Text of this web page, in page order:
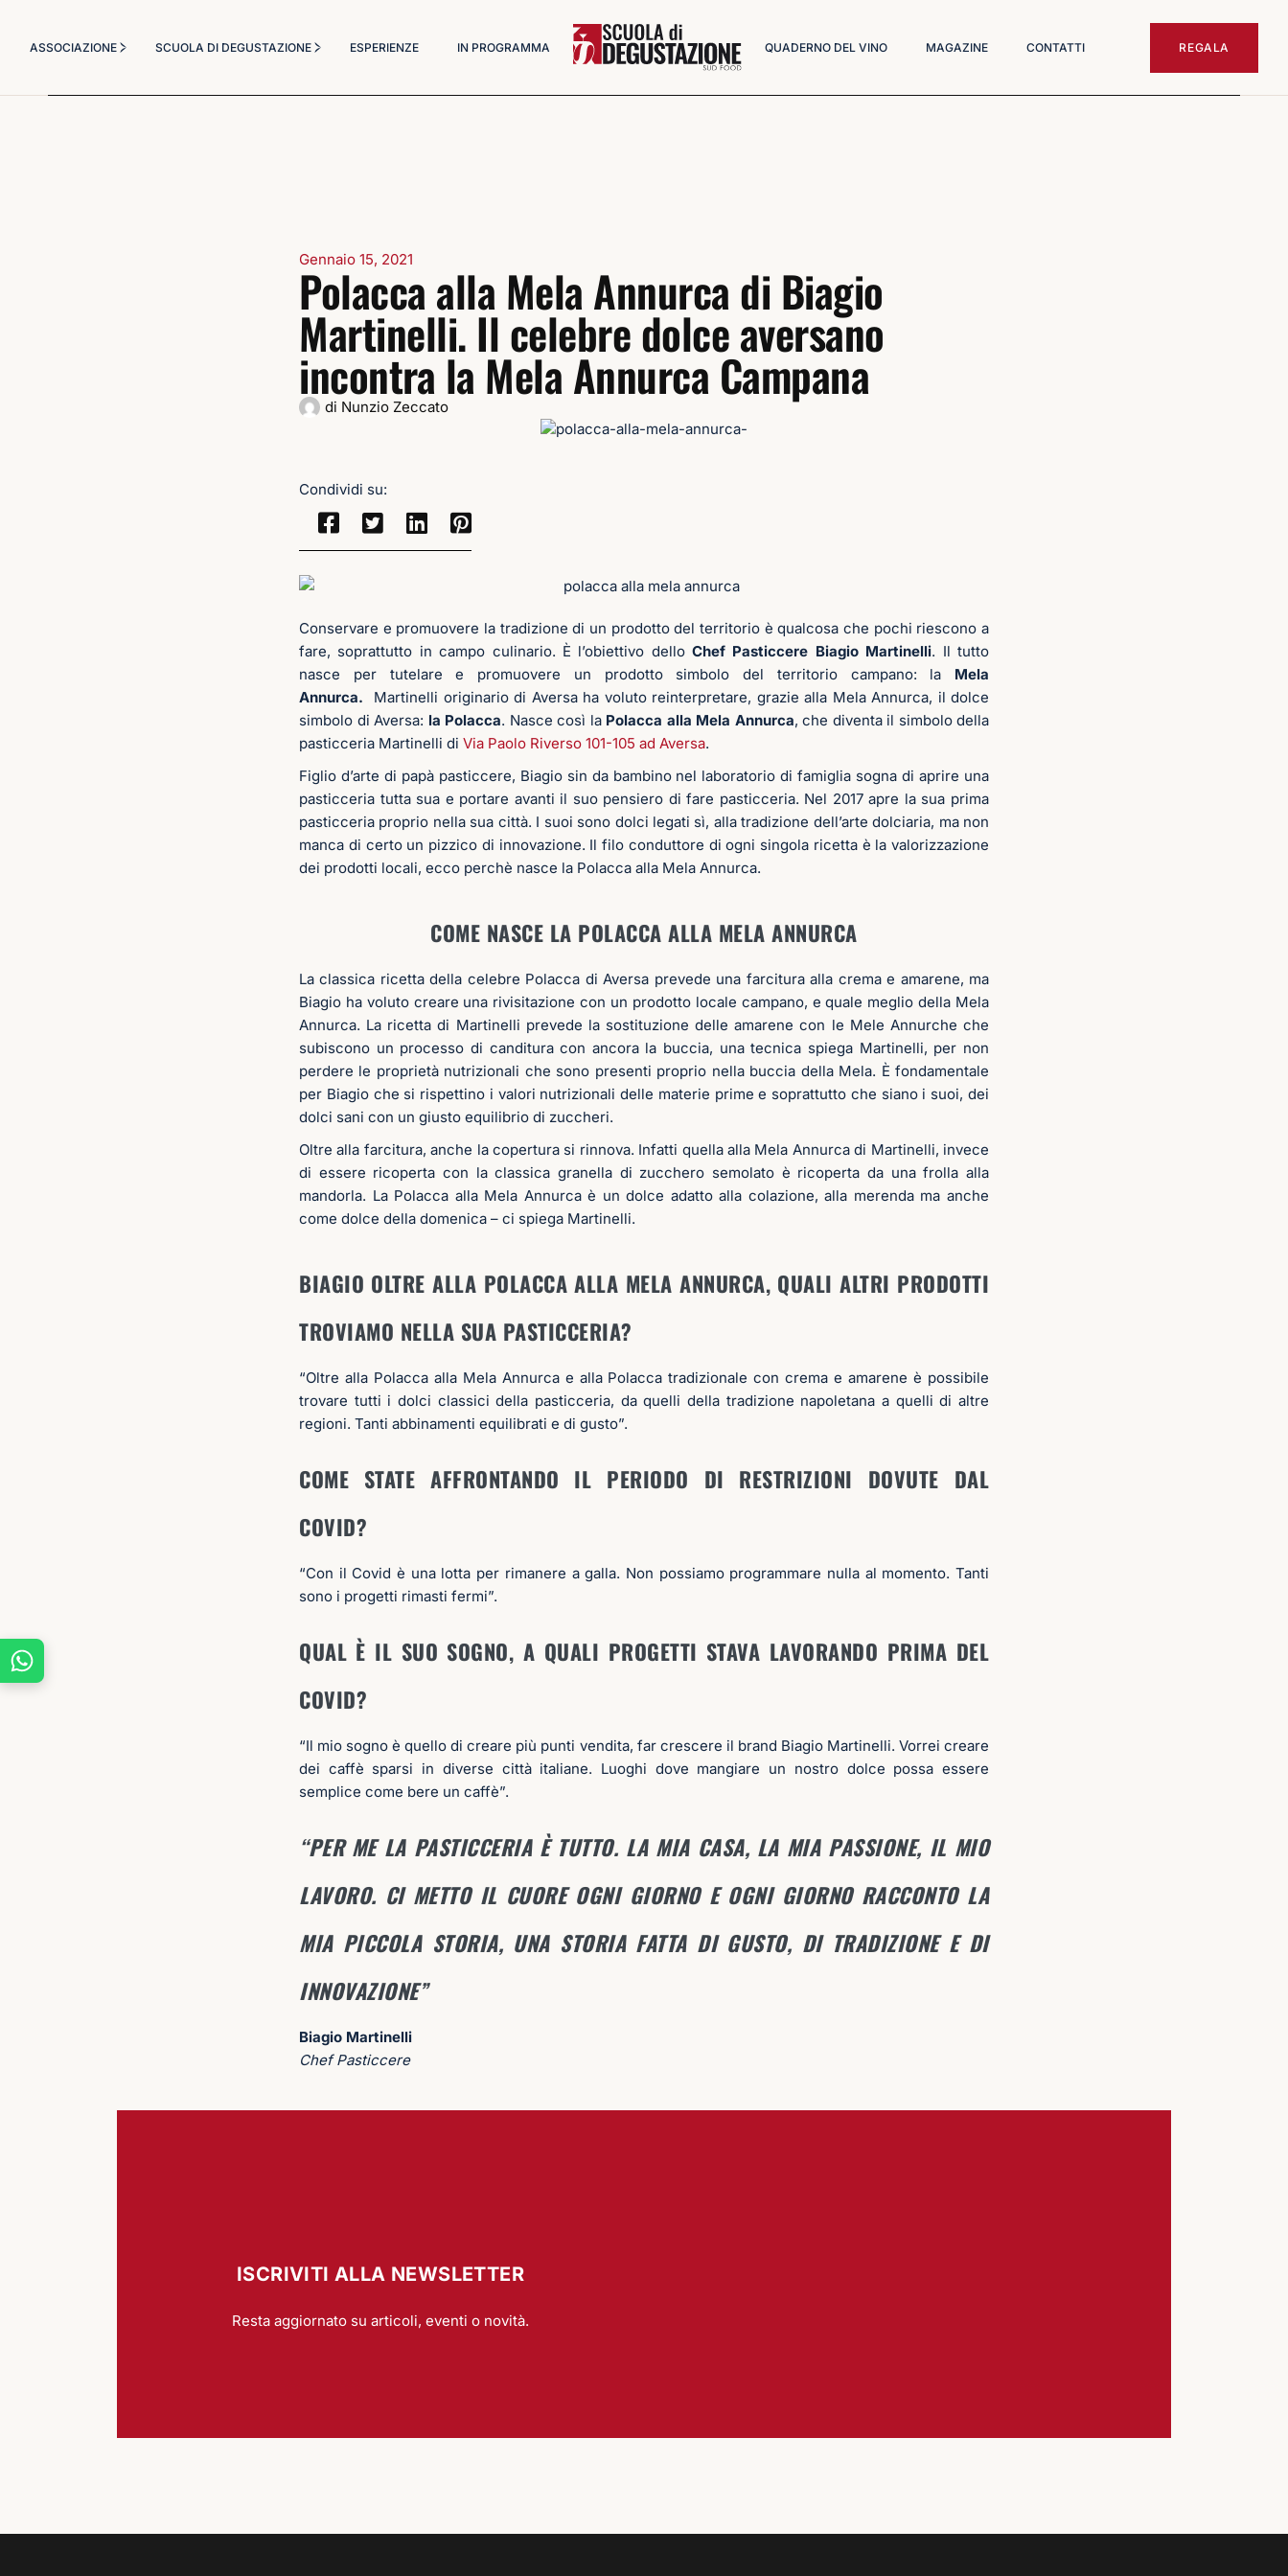
ASSOCIAZIONE SCUOLA DI DEGUSTAZIONE ESPERIENZE IN PROGRAMMA QUADERNO DEL VINO MAGAZINE CONTATTI REGALA
Gennaio 15, 2021
Polacca alla Mela Annurca di Biagio
Martinelli. Il celebre dolce aversano
incontra la Mela Annurca Campana
di Nunzio Zeccato
Condividi su:
Conservare e promuovere la tradizione di un prodotto del territorio è qualcosa che pochi riescono a
fare, soprattutto in campo culinario. È l’obiettivo delloChef Pasticcere Biagio Martinelli. Il tutto
nasce per tutelare e promuovere un prodotto simbolo del territorio campano: la Mela
Annurca.
Martinelli originario di Aversa ha voluto reinterpretare, grazie alla Mela Annurca, il dolce
simbolo di Aversa: la Polacca. Nasce così la Polacca alla Mela Annurca, che diventa il simbolo della
pasticceria Martinelli di Via Paolo Riverso 101-105 ad Aversa.
Figlio d’arte di papà pasticcere, Biagio sin da bambino nel laboratorio di famiglia sogna di aprire una
pasticceria tutta sua e portare avanti il suo pensiero di fare pasticceria. Nel 2017 apre la sua prima
pasticceria proprio nella sua città. I suoi sono dolci legati sì, alla tradizione dell’arte dolciaria, ma non
manca di certo un pizzico di innovazione. Il filo conduttore di ogni singola ricetta è la valorizzazione
dei prodotti locali, ecco perchè nasce la Polacca alla Mela Annurca.
COME NASCE LA POLACCA ALLA MELA ANNURCA
La classica ricetta della celebre Polacca di Aversa prevede una farcitura alla crema e amarene, ma
Biagio ha voluto creare una rivisitazione con un prodotto locale campano, e quale meglio della Mela
Annurca. La ricetta di Martinelli prevede la sostituzione delle amarene con le Mele Annurche che
subiscono un processo di canditura con ancora la buccia, una tecnica spiega Martinelli, per non
perdere le proprietà nutrizionali che sono presenti proprio nella buccia della Mela. È fondamentale
per Biagio che si rispettino i valori nutrizionali delle materie prime e soprattutto che siano i suoi, dei
dolci sani con un giusto equilibrio di zuccheri.
Oltre alla farcitura, anche la copertura si rinnova. Infatti quella alla Mela Annurca di Martinelli, invece
di essere ricoperta con la classica granella di zucchero semolato è ricoperta da una frolla alla
mandorla. La Polacca alla Mela Annurca è un dolce adatto alla colazione, alla merenda ma anche
come dolce della domenica – ci spiega Martinelli.
BIAGIO OLTRE ALLA POLACCA ALLA MELA ANNURCA, QUALI ALTRI PRODOTTI
TROVIAMO NELLA SUA PASTICCERIA?
“Oltre alla Polacca alla Mela Annurca e alla Polacca tradizionale con crema e amarene è possibile
trovare tutti i dolci classici della pasticceria, da quelli della tradizione napoletana a quelli di altre
regioni. Tanti abbinamenti equilibrati e di gusto”.
COME STATE AFFRONTANDO IL PERIODO DI RESTRIZIONI DOVUTE DAL
COVID?
“Con il Covid è una lotta per rimanere a galla. Non possiamo programmare nulla al momento. Tanti
sono i progetti rimasti fermi”.
QUAL È IL SUO SOGNO, A QUALI PROGETTI STAVA LAVORANDO PRIMA DEL
COVID?
“Il mio sogno è quello di creare più punti vendita, far crescere il brand Biagio Martinelli. Vorrei creare
dei caffè sparsi in diverse città italiane. Luoghi dove mangiare un nostro dolce possa essere
semplice come bere un caffè”.
“PER ME LA PASTICCERIA È TUTTO. LA MIA CASA, LA MIA PASSIONE, IL MIO
LAVORO. CI METTO IL CUORE OGNI GIORNO E OGNI GIORNO RACCONTO LA
MIA PICCOLA STORIA, UNA STORIA FATTA DI GUSTO, DI TRADIZIONE E DI
INNOVAZIONE”
Biagio Martinelli
Chef Pasticcere
ISCRIVITI ALLA NEWSLETTER
Resta aggiornato su articoli, eventi o novità.